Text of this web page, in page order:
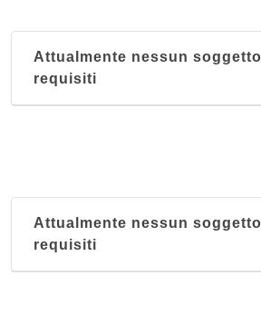
Attualmente nessun
requisiti
Attualmente nessun
requisiti